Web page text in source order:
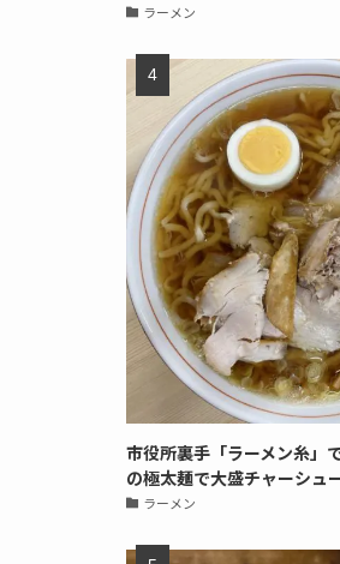
ラーメン
市役所裏手「ラーメン糸」
の極太麺で大盛チャーシュ
ラーメン